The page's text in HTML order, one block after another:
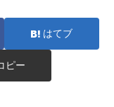
はてブ
ピー